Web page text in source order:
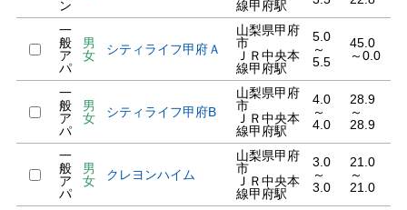
ン
線甲府駅
一
般
ア
パ
男
女
シティライフ甲府Ａ
山梨県甲府
市
ＪＲ中央本
線甲府駅
5.0
～
5.5
45.0
～0.0
一
般
ア
パ
男
女
シティライフ甲府B
山梨県甲府
市
ＪＲ中央本
線甲府駅
4.0
～
4.0
28.9
～
28.9
一
般
ア
パ
男
女
クレヨンハイム
山梨県甲府
市
ＪＲ中央本
線甲府駅
3.0
～
3.0
21.0
～
21.0